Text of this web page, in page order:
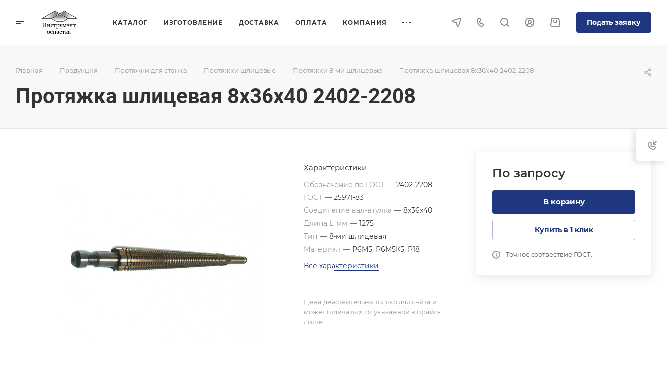
КАТАЛОГ ИЗГОТОВЛЕНИЕ ДОСТАВКА ОПЛАТА КОМПАНИЯ Подать заявку
Главная — Продукция — Протяжки для станка — Протяжки шлицевые — Протяжки 8-ми шлицевые — Протяжка шлицевая 8x36x40 2402-2208
Протяжка шлицевая 8x36x40 2402-2208
По запросу
В корзину
Купить в 1 клик
Точное соотвествие ГОСТ.
Характеристики
Обозначение по ГОСТ — 2402-2208
ГОСТ — 25971-83
Соединение вал-втулка — 8х36х40
Длина L, мм — 1275
Тип — 8-ми шлицевая
Материал — Р6М5, Р6М5К5, Р18
Все характеристики
Цена действительна только для сайта и
может отличаться от указанной в прайс-
листе